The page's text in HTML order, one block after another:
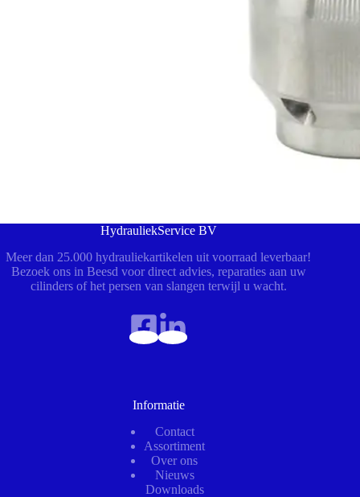
HydrauliekService BV
Meer dan 25.000 hydrauliekartikelen uit voorraad leverbaar!
Bezoek ons in Beesd voor direct advies, reparaties aan uw
cilinders of het persen van slangen terwijl u wacht.
Informatie
Contact
Assortiment
Over ons
Nieuws
Downloads